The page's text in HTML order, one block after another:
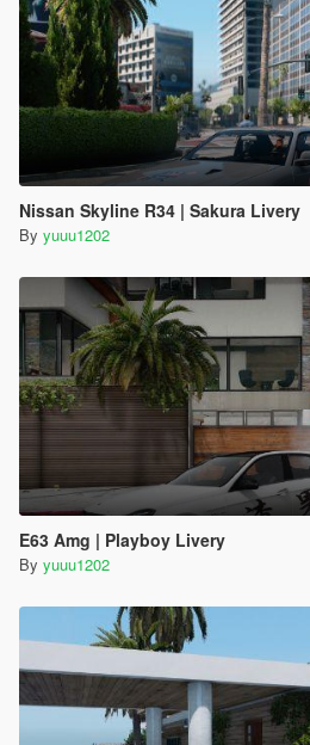
Nissan Skyline R34 | Sakura Livery
By yuuu1202
E63 Amg | Playboy Livery
By yuuu1202